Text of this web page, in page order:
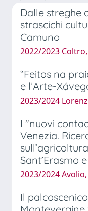
Dalle streghe
strascichi
Camuno
2022/2023
“Feitos na
e l’Arte-
2023/2024
I "nuovi
Venezia.
Sant’Erasmo
2023/2024
Il